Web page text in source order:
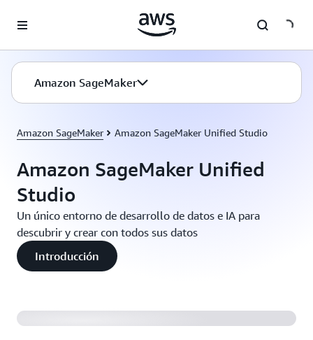
Amazon SageMaker
Amazon SageMaker Amazon SageMaker Unified Studio
Amazon SageMaker Unified
Studio
Un único entorno de desarrollo de datos e IA para
descubrir y crear con todos sus datos
Introducción